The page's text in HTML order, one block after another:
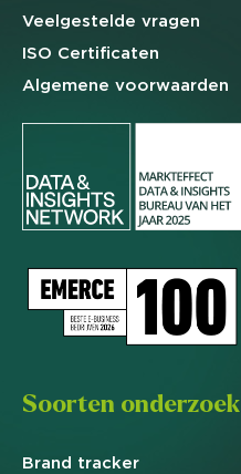
Veelgestelde vragen
ISO Certificaten
Algemene voorwaarden
Soorten onderzoek
Brand tracker